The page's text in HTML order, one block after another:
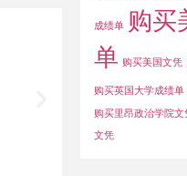
成绩单 购买
单 购买美国文凭
购买英国大学成绩单
购买里昂政治学院文
文凭